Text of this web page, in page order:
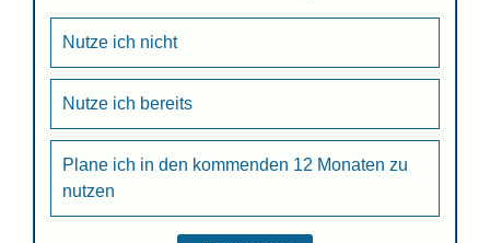
Nutze ich nicht
Nutze ich bereits
Plane ich in den kommenden 12 Monaten zu
nutzen